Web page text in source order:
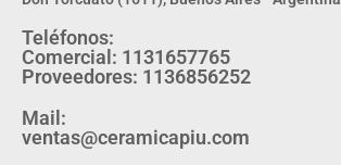
Teléfonos:
Comercial: 1131657765
Proveedores: 1136856252
Mail:
ventas@ceramicapiu.com